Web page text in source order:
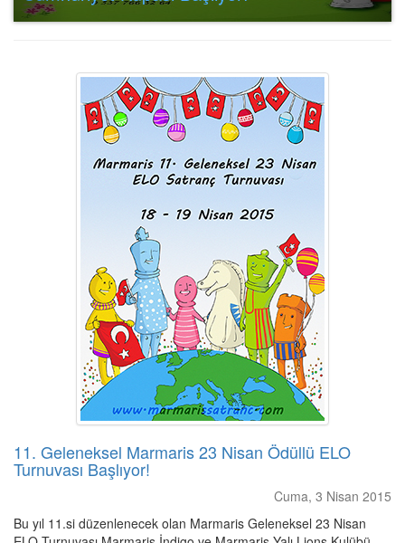
11. Geleneksel Marmaris 23 Nisan Ödüllü ELO
Turnuvası Başlıyor!
Cuma, 3 Nisan 2015
Bu yıl 11.si düzenlenecek olan Marmaris Geleneksel 23 Nisan